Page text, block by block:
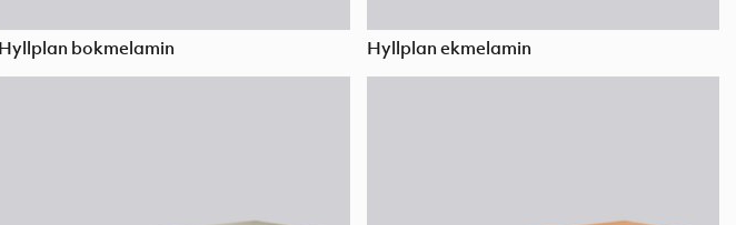
Hyllplan bokmelamin Hyllplan ekmelamin